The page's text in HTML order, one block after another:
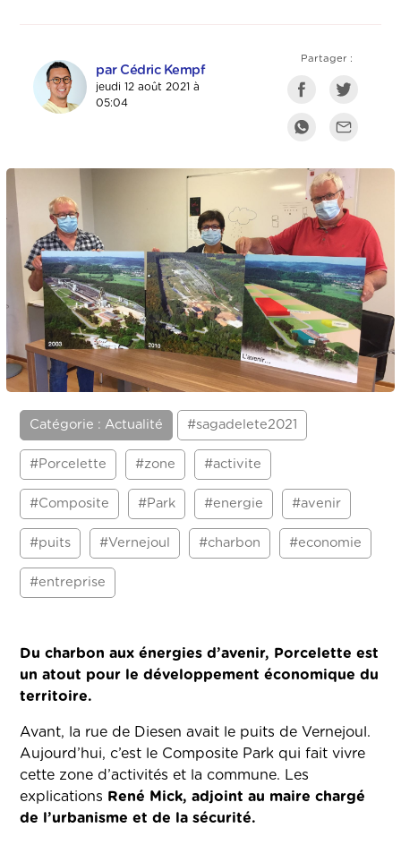
par Cédric Kempf
jeudi 12 août 2021 à
05:04
Partager :
Catégorie : Actualité #sagadelete2021
#Porcelette #zone #activite
#Composite #Park #energie #avenir
#puits #Vernejoul #charbon #economie
#entreprise
Du charbon aux énergies d’avenir, Porcelette est
un atout pour le développement économique du
territoire.
Avant, la rue de Diesen avait le puits de Vernejoul.
Aujourd’hui, c’est le Composite Park qui fait vivre
cette zone d’activités et la commune. Les
explications René Mick, adjoint au maire chargé
de l’urbanisme et de la sécurité.